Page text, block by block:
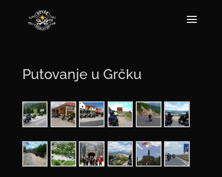
Putovanje u Grčku